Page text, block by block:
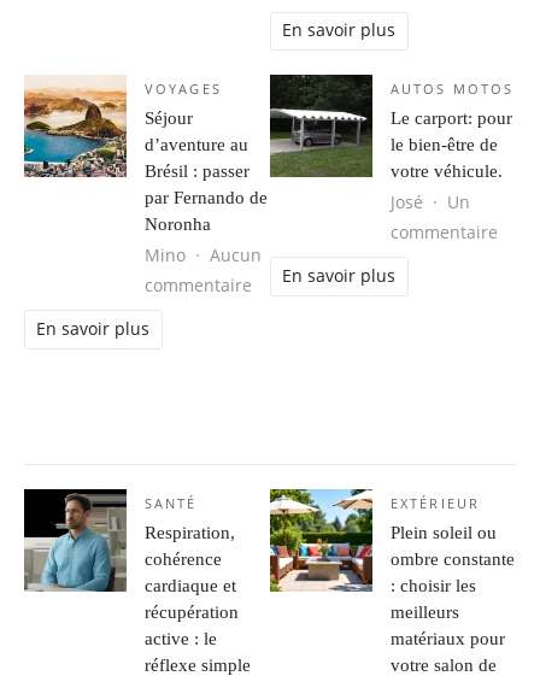
En savoir plus
VOYAGES
Séjour
d’aventure au
Brésil : passer
par Fernando de
Noronha
Mino
Aucun
commentaire sur Séjour d’aventure au Brésil :
En savoir plus
AUTOS MOTOS
Le carport: pour
le bien-être de
votre véhicule.
José
Un
commentaire
En savoir plus
SANTÉ
Respiration,
cohérence
cardiaque et
récupération
active : le
réflexe simple
EXTÉRIEUR
Plein soleil ou
ombre constante
: choisir les
meilleurs
matériaux pour
votre salon de